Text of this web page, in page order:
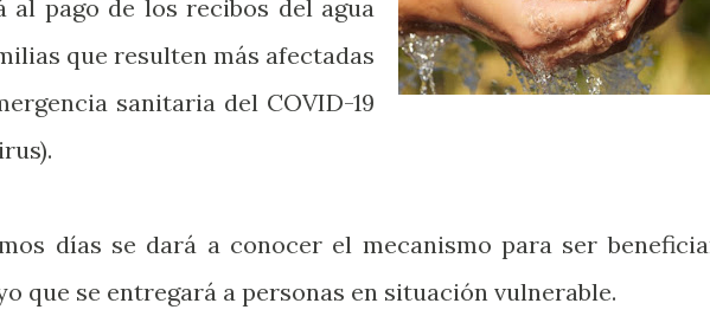
al pago de los recibos del agua
que resulten más afectadas
sanitaria del COVID-19
días se dará a conocer el mecanismo para ser
que se entregará a personas en situación vulnerable.